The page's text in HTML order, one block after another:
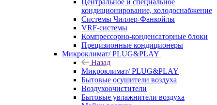
Центральное и специальное
кондиционирование, холодоснабжение
Системы Чиллер-Фанкойлы
VRF-системы
Компрессорно-конденсаторные блоки
Прецизионные кондиционеры
Микроклимат/ PLUG&PLAY
Назад
Микроклимат/ PLUG&PLAY
Бытовые осушители воздуха
Воздухоочистители
Бытовые увлажнители воздуха